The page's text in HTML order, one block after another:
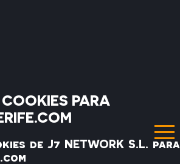
PARA
de J7 NETWORK S.L. para